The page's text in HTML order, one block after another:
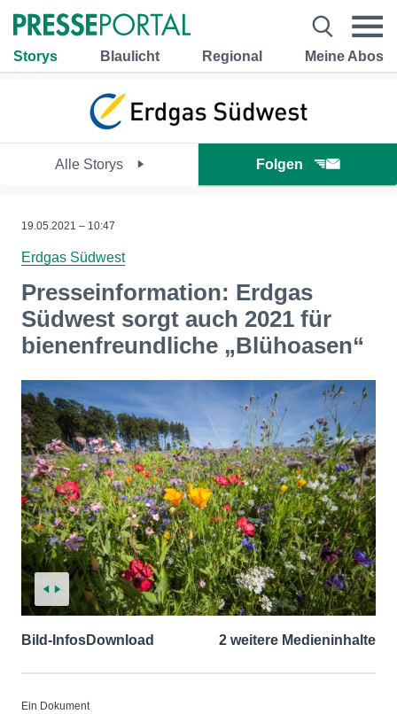
Storys Blaulicht Regional Meine Abos
Alle Storys Folgen
19.05.2021 – 10:47
Erdgas Südwest
Presseinformation: Erdgas
Südwest sorgt auch 2021 für
bienenfreundliche „Blühoasen“
Bild-InfosDownload 2 weitere Medieninhalte
Ein Dokument